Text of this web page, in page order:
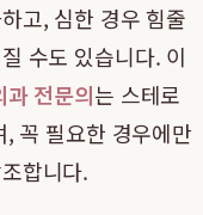
고, 심한 경우 힘줄
수도 있습니다. 이
전문의는 스테로
꼭 필요한 경우에만
합니다.